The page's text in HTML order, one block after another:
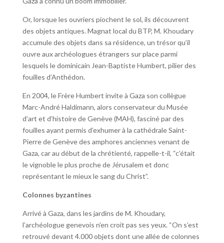
Or, lorsque les ouvriers piochent le sol, ils découvrent
des objets antiques. Magnat local du BTP, M. Khoudary
accumule des objets dans sa résidence, un trésor qu’il
ouvre aux archéologues étrangers sur place parmi
lesquels le dominicain Jean-Baptiste Humbert, pilier des
fouilles d’Anthédon.
En 2004, le Frère Humbert invite à Gaza son collègue
Marc-André Haldimann, alors conservateur du Musée
d’art et d’histoire de Genève (MAH), fasciné par des
fouilles ayant permis d’exhumer à la cathédrale Saint-
Pierre de Genève des amphores anciennes venant de
Gaza, car au début de la chrétienté, rappelle-t-il, “c’était
le vignoble le plus proche de Jérusalem et donc
représentant le mieux le sang du Christ”.
Colonnes byzantines
Arrivé à Gaza, dans les jardins de M. Khoudary,
l’archéologue genevois n’en croit pas ses yeux. “On s’est
retrouvé devant 4.000 objets dont une allée de colonnes